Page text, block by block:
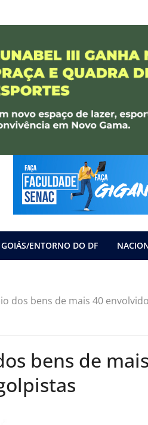
GOIÁS/ENTORNO DO DF
dos bens de mais 40
bens de